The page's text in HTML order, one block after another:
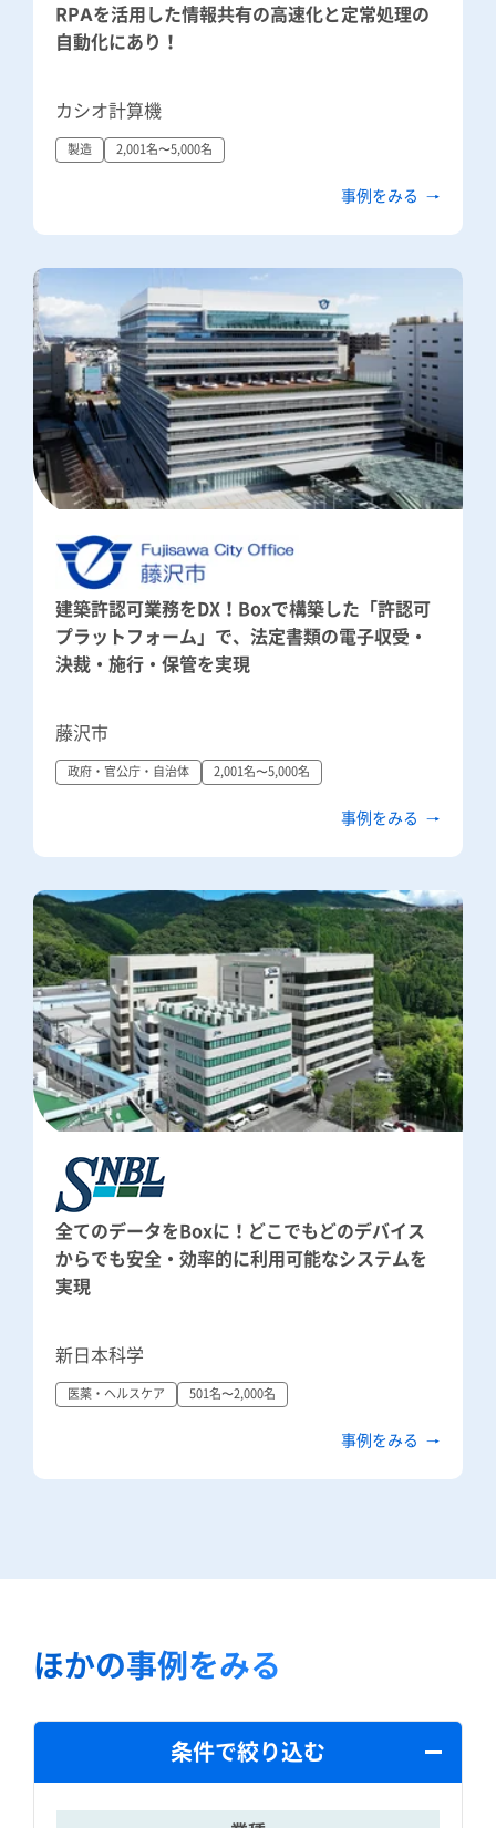
RPAを活用した情報共有の高速化と定常処理の
自動化にあり！
カシオ計算機
製造 2,001名〜5,000名
事例をみる
建築許認可業務をDX！Boxで構築した「許認可
プラットフォーム」で、法定書類の電子収受・
決裁・施行・保管を実現
藤沢市
政府・官公庁・自治体 2,001名〜5,000名
事例をみる
全てのデータをBoxに！どこでもどのデバイス
からでも安全・効率的に利用可能なシステムを
実現
新日本科学
医薬・ヘルスケア 501名〜2,000名
事例をみる
ほかの事例をみる
条件で絞り込む